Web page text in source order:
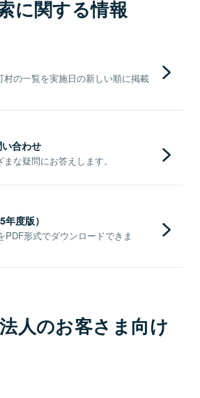
に関する情報
の一覧を実施日の新しい順に掲載
合わせ
な疑問にお答えします。
度版）
PDF形式でダウンロードできま
人のお客さま向け